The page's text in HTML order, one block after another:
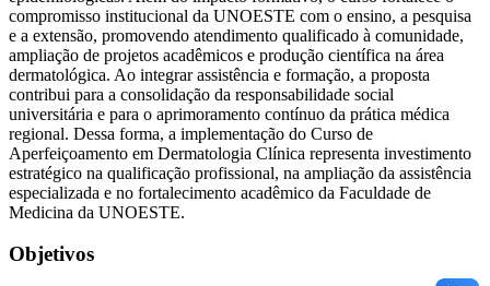
compromisso institucional da UNOESTE com o ensino, a pesquisa
e a extensão, promovendo atendimento qualificado à comunidade,
ampliação de projetos acadêmicos e produção científica na área
dermatológica. Ao integrar assistência e formação, a proposta
contribui para a consolidação da responsabilidade social
universitária e para o aprimoramento contínuo da prática médica
regional. Dessa forma, a implementação do Curso de
Aperfeiçoamento em Dermatologia Clínica representa investimento
estratégico na qualificação profissional, na ampliação da assistência
especializada e no fortalecimento acadêmico da Faculdade de
Medicina da UNOESTE.
Objetivos